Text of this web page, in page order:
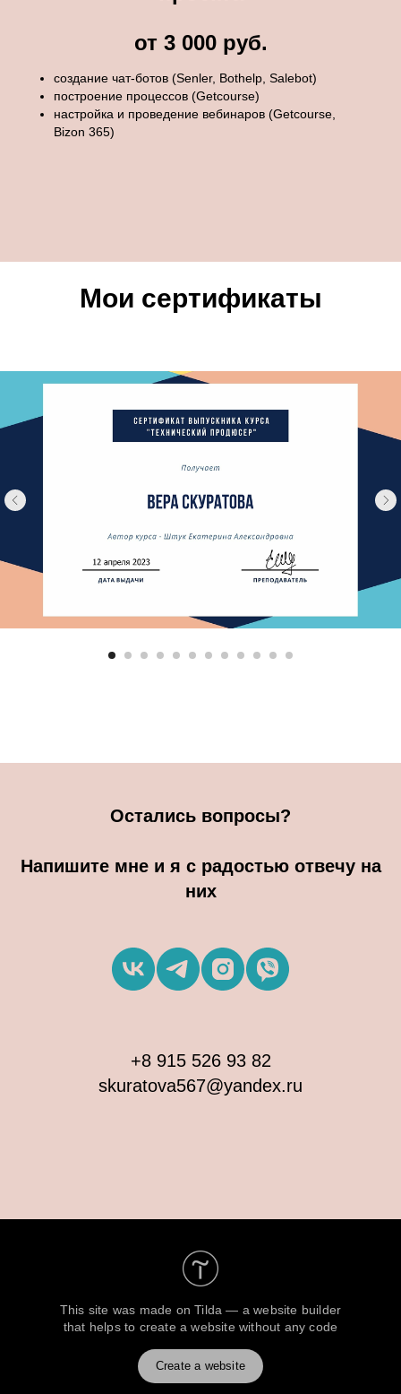
от 3 000 руб.
создание чат-ботов (Senler, Bothelp, Salebot)
построение процессов (Getcourse)
настройка и проведение вебинаров (Getcourse,
Bizon 365)
Мои сертификаты
Остались вопросы?
Напишите мне и я с радостью отвечу на
них
+8 915 526 93 82
skuratova567@yandex.ru
This site was made onTilda — a website builder
that helps to create a website without any code
Create a website